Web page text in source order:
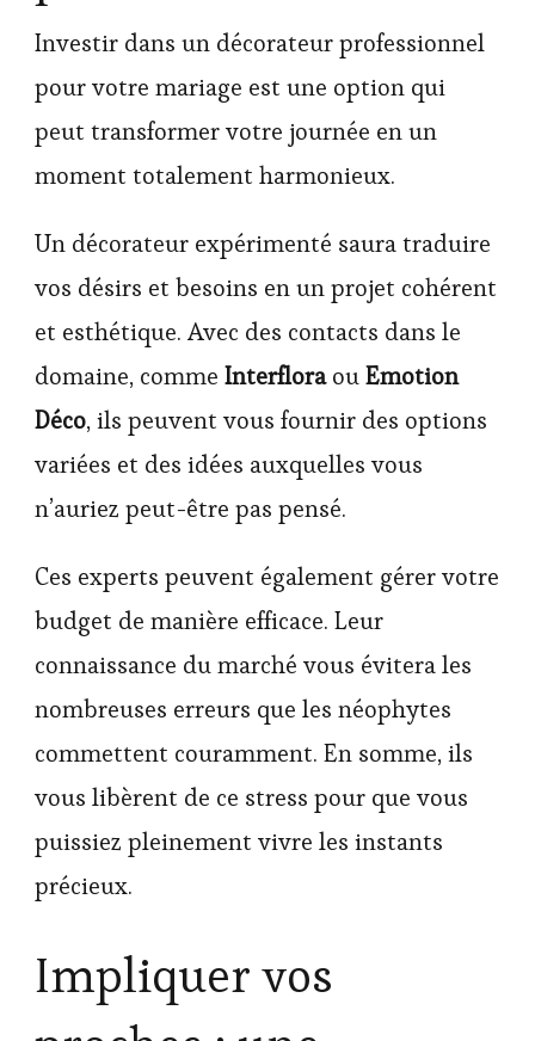
Investir dans un décorateur professionnel
pour votre mariage est une option qui
peut transformer votre journée en un
moment totalement harmonieux.
Un décorateur expérimenté saura traduire
vos désirs et besoins en un projet cohérent
et esthétique. Avec des contacts dans le
domaine, comme InterfloraouEmotion
Déco, ils peuvent vous fournir des options
variées et des idées auxquelles vous
n’auriez peut-être pas pensé.
Ces experts peuvent également gérer votre
budget de manière efficace. Leur
connaissance du marché vous évitera les
nombreuses erreurs que les néophytes
commettent couramment. En somme, ils
vous libèrent de ce stress pour que vous
puissiez pleinement vivre les instants
précieux.
Impliquer vos